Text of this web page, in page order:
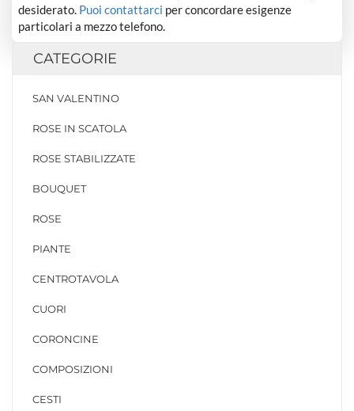
desiderato. Puoi contattarci per concordare esigenze
particolari a mezzo telefono.
CATEGORIE
SAN VALENTINO
ROSE IN SCATOLA
ROSE STABILIZZATE
BOUQUET
ROSE
PIANTE
CENTROTAVOLA
CUORI
CORONCINE
COMPOSIZIONI
CESTI